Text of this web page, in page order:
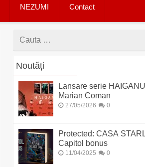
NEZUMI Contact
Cauta
Noutăți
Lansare serie
Marian Coman
27/05/2026 0
Protected: CASA
Capitol bonus
11/04/2025 0